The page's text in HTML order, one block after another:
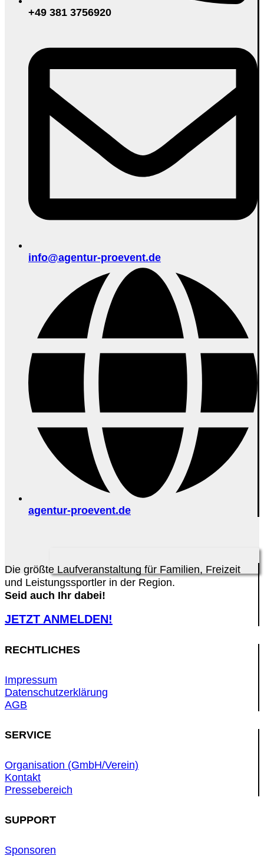
+49 381 3756920
info@agentur-proevent.de
agentur-proevent.de
Die größte Laufveranstaltung für Familien, Freizeit
und Leistungssportler in der Region.
Seid auch Ihr dabei!
JETZT ANMELDEN!
RECHTLICHES
Impressum
Datenschutzerklärung
AGB
SERVICE
Organisation (GmbH/Verein)
Kontakt
Pressebereich
SUPPORT
Sponsoren